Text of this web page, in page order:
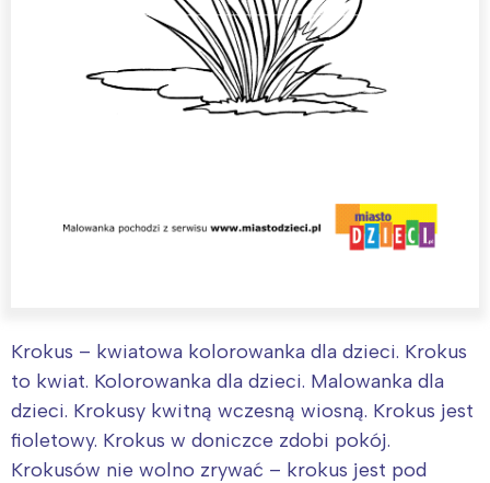
Krokus – kwiatowa kolorowanka dla dzieci. Krokus
to kwiat. Kolorowanka dla dzieci. Malowanka dla
dzieci. Krokusy kwitną wczesną wiosną. Krokus jest
fioletowy. Krokus w doniczce zdobi pokój.
Krokusów nie wolno zrywać – krokus jest pod